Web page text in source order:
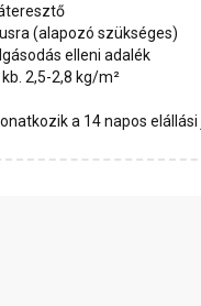
(alapozó szükséges)
elleni adalék
2,5-2,8 kg/m²
a 14 napos elállási